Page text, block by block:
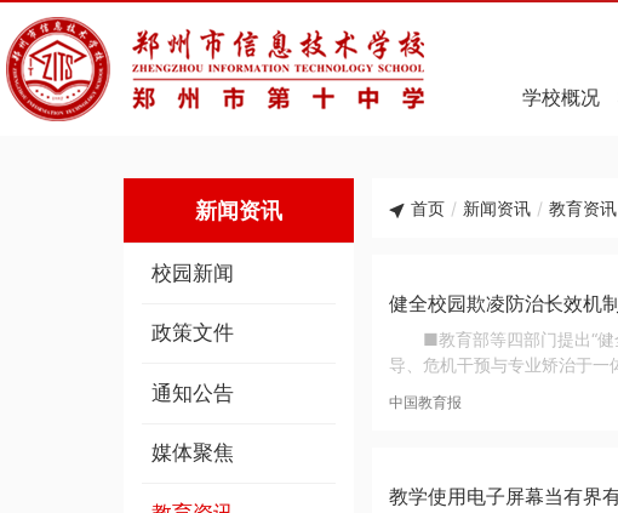
学校概况
新闻资讯
校园新闻
政策文件
通知公告
媒体聚焦
首页 / 新闻资讯 / 教育资讯
健全校园欺凌防治长效机
■教育部等四部门提出“健
导、危机干预与专业矫治于一
中国教育报
教学使用电子屏幕当有界